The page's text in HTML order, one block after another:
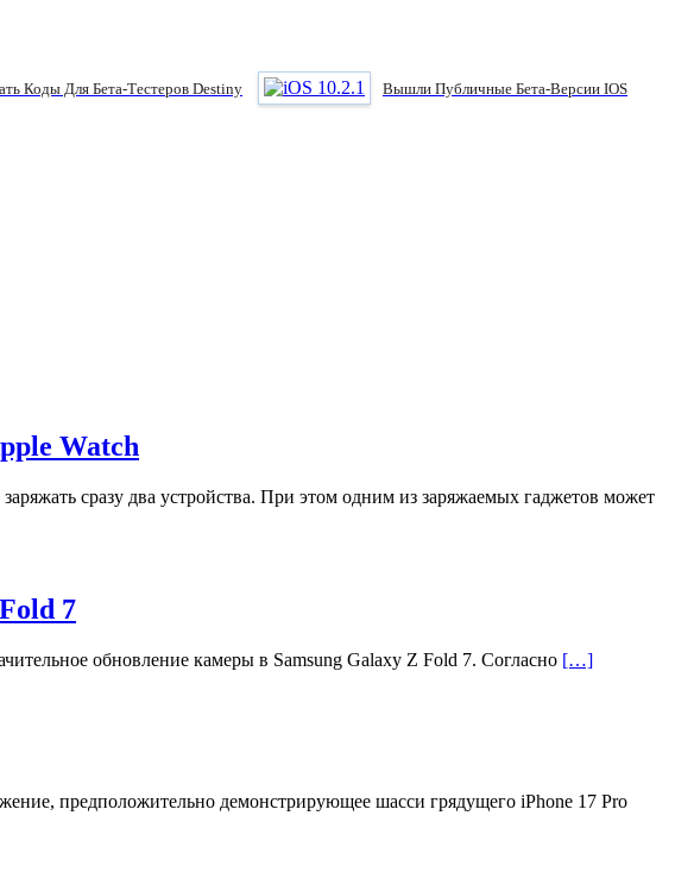
Коды Для Бета-Тестеров Destiny Вышли Публичные Бета-Версии IOS
Watch
сразу два устройства. При этом одним из заряжаемых гаджетов может
7
обновление камеры в Samsung Galaxy Z Fold 7. Согласно […]
предположительно демонстрирующее шасси грядущего iPhone 17 Pro